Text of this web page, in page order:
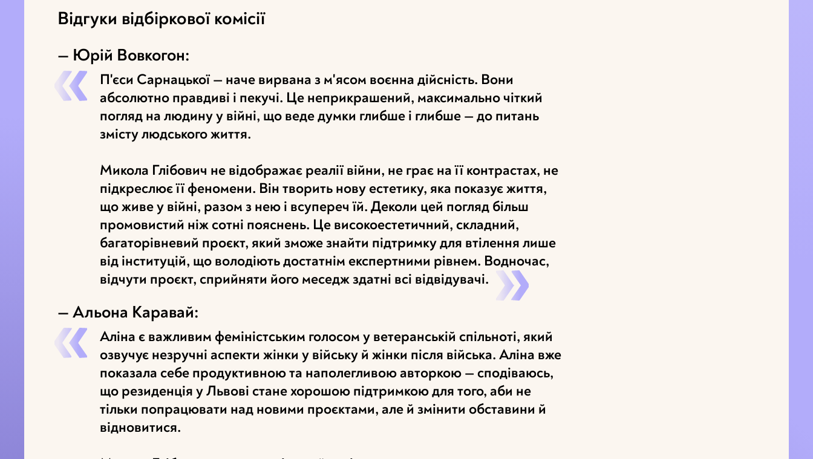
Відгуки відбіркової комісії
— Юрій Вовкогон:
П'єси Сарнацької — наче вирвана з м'ясом воєнна дійсність. Вони
абсолютно правдиві і пекучі. Це неприкрашений, максимально чіткий
погляд на людину у війні, що веде думки глибше і глибше — до питань
змісту людського життя.
Микола Глібович не відображає реалії війни, не грає на її контрастах, не
підкреслює її феномени. Він творить нову естетику, яка показує життя,
що живе у війні, разом з нею і всупереч їй. Деколи цей погляд більш
промовистий ніж сотні пояснень. Це високоестетичний, складний,
багаторівневий проєкт, який зможе знайти підтримку для втілення лише
від інституцій, що володіють достатнім експертними рівнем. Водночас,
відчути проєкт, сприйняти його меседж здатні всі відвідувачі.
— Альона Каравай:
Аліна є важливим феміністським голосом у ветеранській спільноті, який
озвучує незручні аспекти жінки у війську й жінки після війська. Аліна вже
показала себе продуктивною та наполегливою авторкою — сподіваюсь,
що резиденція у Львові стане хорошою підтримкою для того, аби не
тільки попрацювати над новими проєктами, але й змінити обставини й
відновитися.